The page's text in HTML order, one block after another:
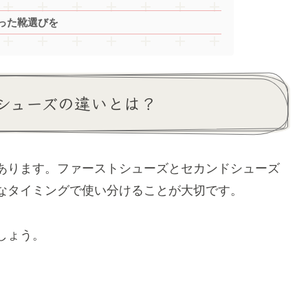
た靴選びを
ーズの違いとは？
ます。ファーストシューズとセカンドシューズ
イミングで使い分けることが大切です。
う。